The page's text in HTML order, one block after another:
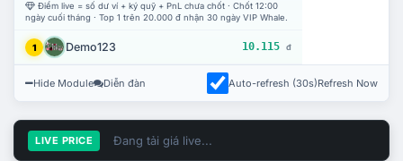
Điểm live = số dư ví + ký quỹ + PnL chưa chốt · Chốt 12:00
ngày cuối tháng · Top 1 trên 20.000 đ nhận 30 ngày VIP Whale.
1 Demo123 10.115 đ
Hide Module Diễn đàn Auto-refresh (30s)Refresh Now
LIVE PRICE Đang tải giá live...